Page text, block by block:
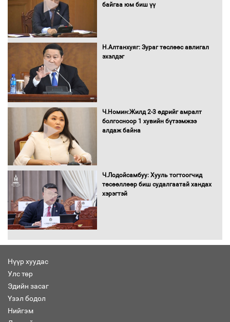
орчныг бүрдүүллээ
баримт
байгаа юм биш үү
Н.Алтанхуяг: Зураг төслөөс авлигал
эхэлдэг
Ч.Номин:Жилд 2-3 өдрийг амралт
болгосноор 1 хувийн бүтээмжээ
алдаж байна
Ч.Лодойсамбуу: Хууль тогтоогчид
төсөөллөөр биш судалгаатай хандах
хэрэгтэй
Нүүр хуудас
Улс төр
Эдийн засаг
Үзэл бодол
Нийгэм